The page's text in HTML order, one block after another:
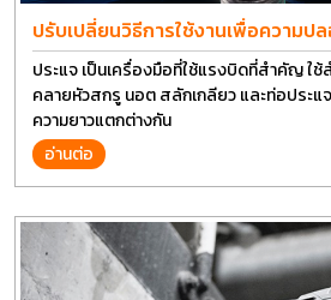
ปรับเปลี่ยนวิธีการใช้งานเพื่อความป
ใช้งานประแจได้อีกนาน
ประแจ เป็นเครื่องมือที่ใช้แรงบิดที่สำคัญ ใ
คลายหัวสกรู นอต สลักเกลียว และท่อประแ
ความยาวแตกต่างกัน
อ่านต่อ